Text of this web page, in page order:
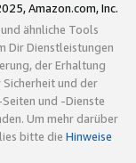
Amazon.com, Inc.
ähnliche Tools
Dir Dienstleistungen
der Erhaltung
und der
und -Dienste
Um mehr darüber
bitte die Hinweise